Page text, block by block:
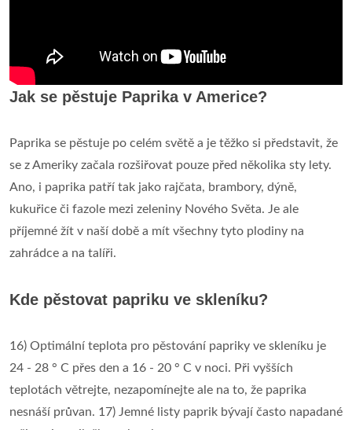
Jak se pěstuje Paprika v Americe?
Paprika se pěstuje po celém světě a je těžko si představit, že
se z Ameriky začala rozšiřovat pouze před několika sty lety.
Ano, i paprika patří tak jako rajčata, brambory, dýně,
kukuřice či fazole mezi zeleniny Nového Světa. Je ale
příjemné žít v naší době a mít všechny tyto plodiny na
zahrádce a na talíři.
Kde pěstovat papriku ve skleníku?
16) Optimální teplota pro pěstování papriky ve skleníku je
24 - 28 ° C přes den a 16 - 20 ° C v noci. Při vyšších
teplotách větrejte, nezapomínejte ale na to, že paprika
nesnáší průvan. 17) Jemné listy paprik bývají často napadané